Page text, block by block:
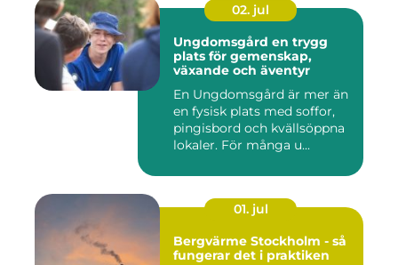
02. jul
Ungdomsgård en trygg
plats för gemenskap,
växande och äventyr
En Ungdomsgård är mer än
en fysisk plats med soffor,
pingisbord och kvällsöppna
lokaler. För många u...
01. jul
Bergvärme Stockholm - så
fungerar det i praktiken